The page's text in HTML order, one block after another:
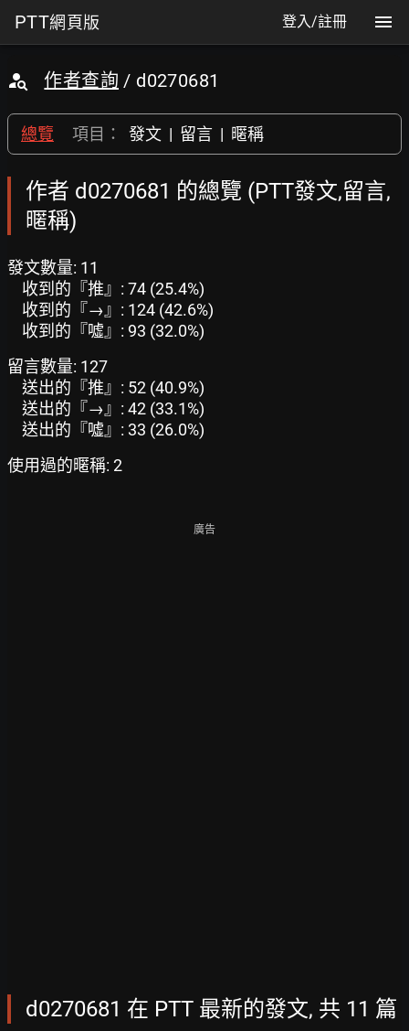
PTT網頁版 登入/註冊
作者查詢 / d0270681
總覽 項目： 發文 | 留言 | 暱稱
作者 d0270681 的總覽 (PTT發文,留言,
暱稱)
發文數量: 11
收到的『推』: 74 (25.4%)
收到的『→』: 124 (42.6%)
收到的『噓』: 93 (32.0%)
留言數量: 127
送出的『推』: 52 (40.9%)
送出的『→』: 42 (33.1%)
送出的『噓』: 33 (26.0%)
使用過的暱稱: 2
廣告
d0270681 在 PTT 最新的發文, 共 11 篇